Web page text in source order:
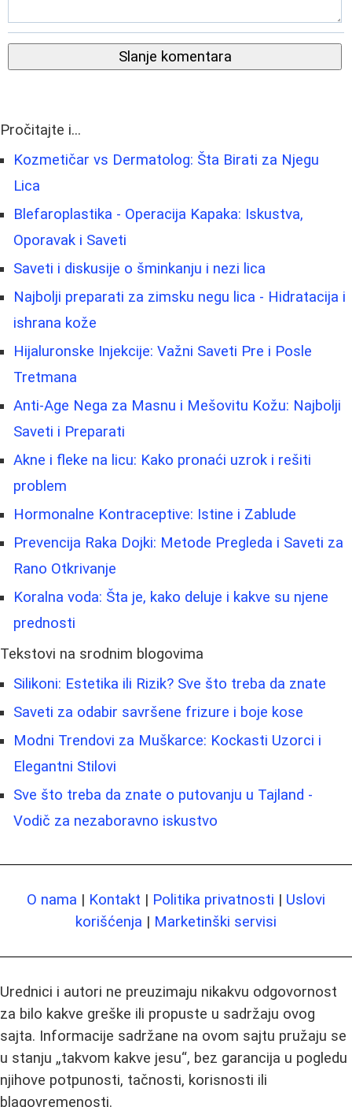
Slanje komentara
Pročitajte i...
Kozmetičar vs Dermatolog: Šta Birati za Njegu
Lica
Blefaroplastika - Operacija Kapaka: Iskustva,
Oporavak i Saveti
Saveti i diskusije o šminkanju i nezi lica
Najbolji preparati za zimsku negu lica - Hidratacija i
ishrana kože
Hijaluronske Injekcije: Važni Saveti Pre i Posle
Tretmana
Anti-Age Nega za Masnu i Mešovitu Kožu: Najbolji
Saveti i Preparati
Akne i fleke na licu: Kako pronaći uzrok i rešiti
problem
Hormonalne Kontraceptive: Istine i Zablude
Prevencija Raka Dojki: Metode Pregleda i Saveti za
Rano Otkrivanje
Koralna voda: Šta je, kako deluje i kakve su njene
prednosti
Tekstovi na srodnim blogovima
Silikoni: Estetika ili Rizik? Sve što treba da znate
Saveti za odabir savršene frizure i boje kose
Modni Trendovi za Muškarce: Kockasti Uzorci i
Elegantni Stilovi
Sve što treba da znate o putovanju u Tajland -
Vodič za nezaboravno iskustvo
O nama | Kontakt | Politika privatnosti | Uslovi
korišćenja | Marketinški servisi
Urednici i autori ne preuzimaju nikakvu odgovornost
za bilo kakve greške ili propuste u sadržaju ovog
sajta. Informacije sadržane na ovom sajtu pružaju se
u stanju „takvom kakve jesu“, bez garancija u pogledu
njihove potpunosti, tačnosti, korisnosti ili
blagovremenosti.